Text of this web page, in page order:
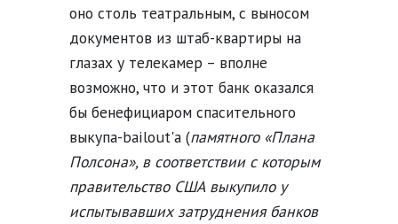
оно столь театральным, с выносом
документов из штаб-квартиры на
глазах у телекамер – вполне
возможно, что и этот банк оказался
бы бенефициаром спасительного
выкупа-bailout'а (памятного «Плана
Полсона», в соответствии с которым
правительство США выкупило у
испытывавших затруднения банков